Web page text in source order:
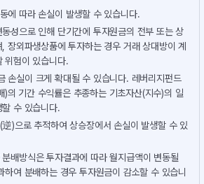
에 따라 손실이 발생할 수 있습니다.
성으로 인해 단기간에 투자원금의 전부 또는 상
장외파생상품에 투자하는 경우 거래 상대방이 계
위험이 있습니다.
손실이 크게 확대될 수 있습니다. 레버리지펀드
의 기간 수익률은 추종하는 기초자산(지수)의 일
수 있습니다.
)으로 추적하여 상승장에서 손실이 발생할 수 있
배방식은 투자결과에 따라 월지급액이 변동될
하여 분배하는 경우 투자원금이 감소할 수 있습니